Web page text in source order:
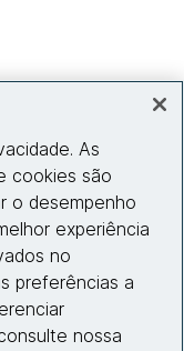
As
cookies são
o desempenho
experiência
no
preferências a
nossa